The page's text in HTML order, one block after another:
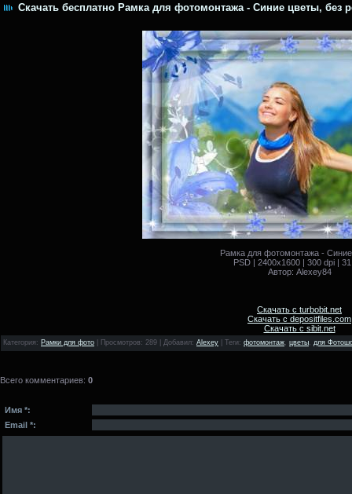
Скачать бесплатно Рамка для фотомонтажа - Синие цветы, без
Рамка для фотомонтажа -
PSD | 2400x1600 | 300 dpi |
Автор: Alexey84
Скачать с turbobit.net
Скачать с depositfiles.com
Скачать с sibit.net
Категория : Рамки для фото Просмотров: 289 | Добавил: Alexey Теги: фотомонтаж, цветы, для
Всего комментариев: 0
Имя *:
Email *: